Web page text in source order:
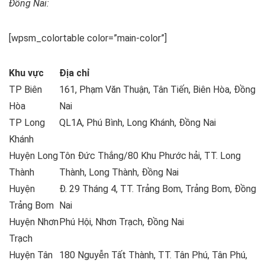
Đồng Nai:
[wpsm_colortable color=”main-color”]
Khu vực
Địa chỉ
TP Biên
Hòa
161, Phạm Văn Thuận, Tân Tiến, Biên Hòa, Đồng
Nai
TP Long
Khánh
QL1A, Phú Bình, Long Khánh, Đồng Nai
Huyện Long
Thành
Tôn Đức Thắng/80 Khu Phước hải, TT. Long
Thành, Long Thành, Đồng Nai
Huyện
Trảng Bom
Đ. 29 Tháng 4, TT. Trảng Bom, Trảng Bom, Đồng
Nai
Huyện Nhơn
Trạch
Phú Hội, Nhơn Trạch, Đồng Nai
Huyện Tân
180 Nguyễn Tất Thành, TT. Tân Phú, Tân Phú,